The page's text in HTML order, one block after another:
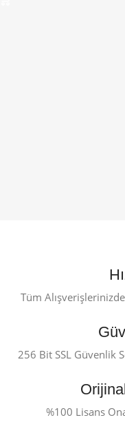
Tüm
256 Bit SSL Güvenlik
%100 Lisans